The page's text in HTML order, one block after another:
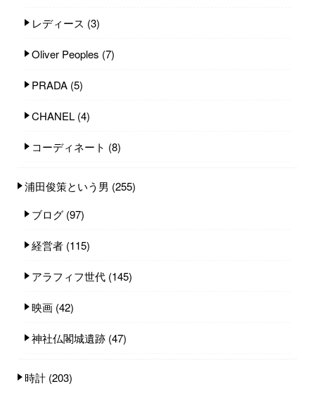
レディース (3)
Oliver Peoples (7)
PRADA (5)
CHANEL (4)
コーディネート (8)
浦田俊策という男 (255)
ブログ (97)
経営者 (115)
アラフィフ世代 (145)
映画 (42)
神社仏閣城遺跡 (47)
時計 (203)